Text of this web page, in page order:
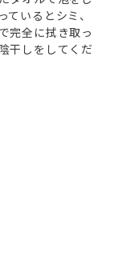
いるとシミ、
完全に拭き取っ
干しをしてくだ